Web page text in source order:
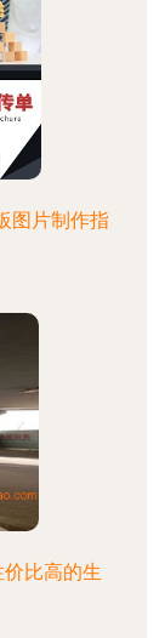
图片制作指
比高的生